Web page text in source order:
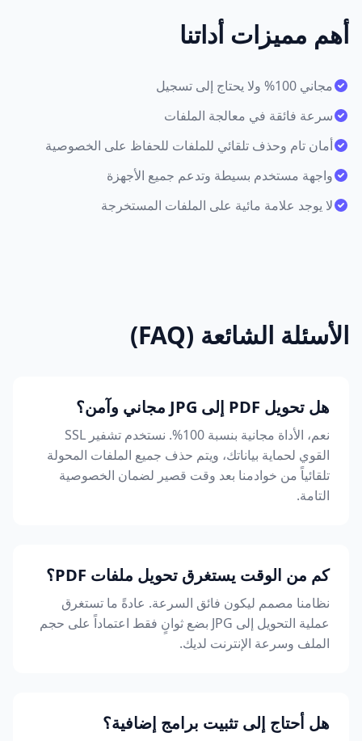
أهم مميزات أداتنا
مجاني 100% ولا يحتاج إلى تسجيل
سرعة فائقة في معالجة الملفات
أمان تام وحذف تلقائي للملفات للحفاظ على الخصوصية
واجهة مستخدم بسيطة وتدعم جميع الأجهزة
لا يوجد علامة مائية على الملفات المستخرجة
الأسئلة الشائعة (FAQ)
هل تحويل PDF إلى JPG مجاني وآمن؟
نعم، الأداة مجانية بنسبة 100%. نستخدم تشفير SSL
القوي لحماية بياناتك، ويتم حذف جميع الملفات المحولة
تلقائياً من خوادمنا بعد وقت قصير لضمان الخصوصية
التامة.
كم من الوقت يستغرق تحويل ملفات PDF؟
نظامنا مصمم ليكون فائق السرعة. عادةً ما تستغرق
عملية التحويل إلى JPG بضع ثوانٍ فقط اعتماداً على حجم
الملف وسرعة الإنترنت لديك.
هل أحتاج إلى تثبيت برامج إضافية؟